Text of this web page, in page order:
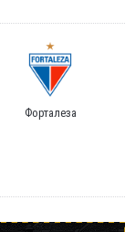
Форталеза